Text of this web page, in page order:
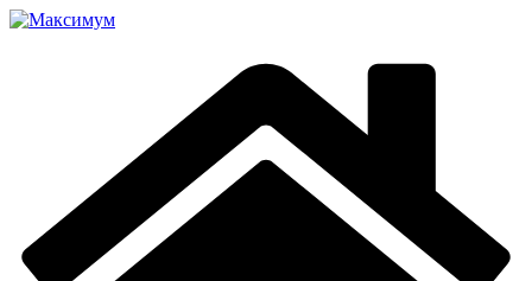
Перейти